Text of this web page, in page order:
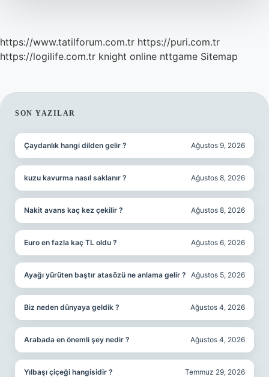
https://www.tatilforum.com.tr https://puri.com.tr
https://logilife.com.tr knight online nttgame Sitemap
SIDEBAR
SON YAZILAR
Çaydanlık hangi dilden gelir ? Ağustos 9, 2026
kuzu kavurma nasıl saklanır ? Ağustos 8, 2026
Nakit avans kaç kez çekilir ? Ağustos 8, 2026
Euro en fazla kaç TL oldu ? Ağustos 6, 2026
Ayağı yürüten baştır atasözü ne anlama gelir ? Ağustos 5, 2026
Biz neden dünyaya geldik ? Ağustos 4, 2026
Arabada en önemli şey nedir ? Ağustos 4, 2026
Yılbaşı çiçeği hangisidir ? Temmuz 29, 2026